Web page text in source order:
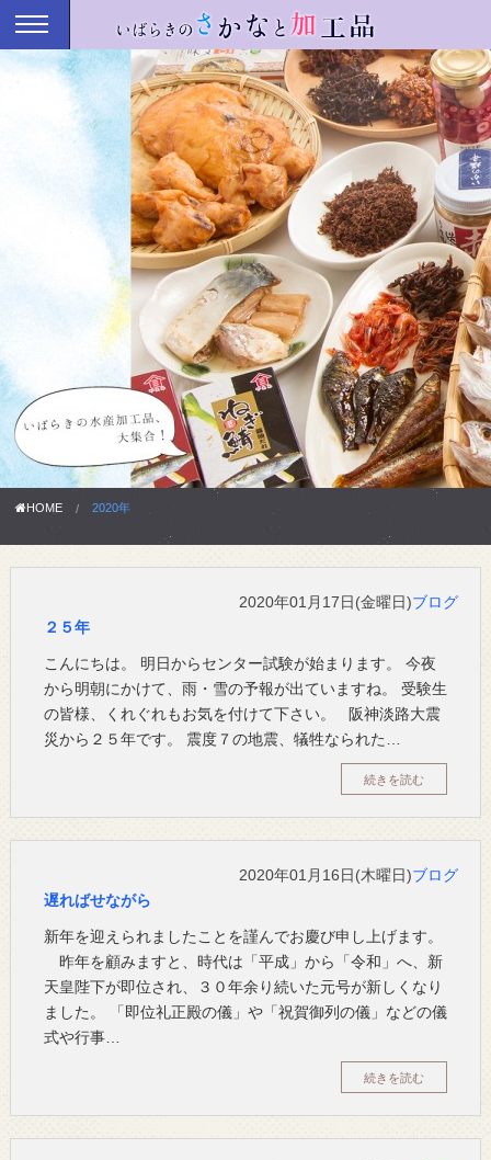
HOME 2020年
2020年01月17日(金曜日)ブログ
２５年
こんにちは。 明日からセンター試験が始まります。 今夜
から明朝にかけて、雨・雪の予報が出ていますね。 受験生
の皆様、くれぐれもお気を付けて下さい。 阪神淡路大震
災から２５年です。 震度７の地震、犠牲なられた…
続きを読む
2020年01月16日(木曜日)ブログ
遅ればせながら
新年を迎えられましたことを謹んでお慶び申し上げます。
昨年を顧みますと、時代は「平成」から「令和」へ、新
天皇陛下が即位され、３０年余り続いた元号が新しくなり
ました。 「即位礼正殿の儀」や「祝賀御列の儀」などの儀
式や行事…
続きを読む